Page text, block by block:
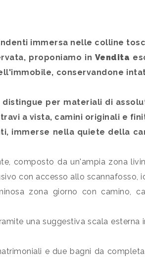
immersa nelle colline
proponiamo in Vendita
conservandone
per materiali di
a vista, camini originali e
immerse nella quiete della
composto da un'ampia zona
con accesso allo scannafosso,
zona giorno con camino,
una suggestiva scala
e due bagni da